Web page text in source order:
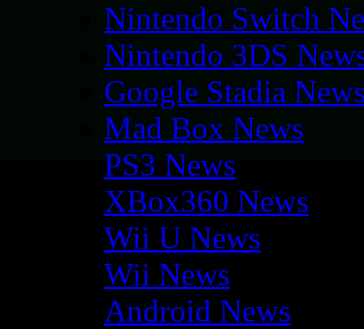
Nintendo Switch
Nintendo 3DS
Google Stadia
Mad Box News
PS3 News
XBox360 News
Wii U News
Wii News
Android News